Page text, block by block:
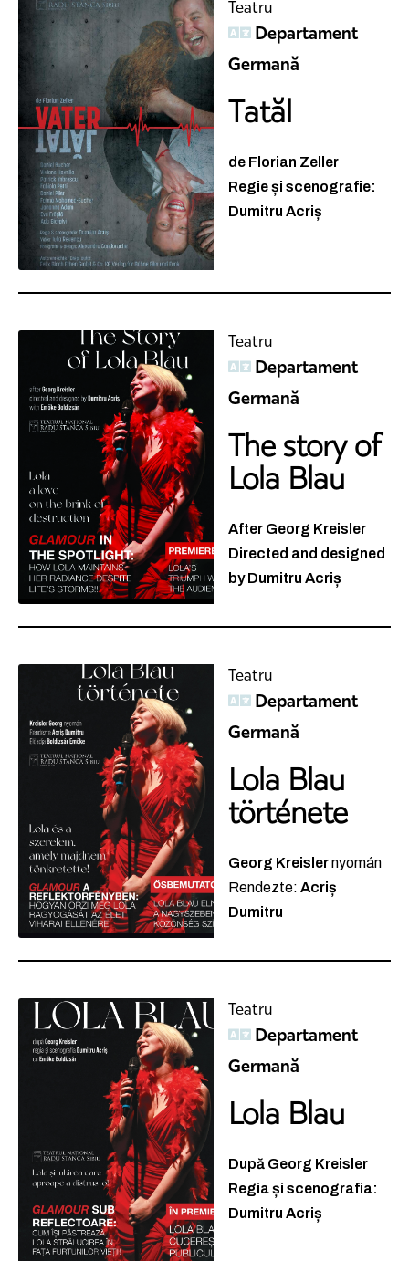
Teatru
Departament
Germană
Tatăl
de Florian Zeller
Regie și scenografie:
Dumitru Acriș
Teatru
Departament
Germană
The story of
Lola Blau
After Georg Kreisler
Directed and designed
by Dumitru Acriș
Teatru
Departament
Germană
Lola Blau
története
Georg Kreislernyomán
Rendezte: Acriș
Dumitru
Teatru
Departament
Germană
Lola Blau
După Georg Kreisler
Regia și scenografia:
Dumitru Acriș